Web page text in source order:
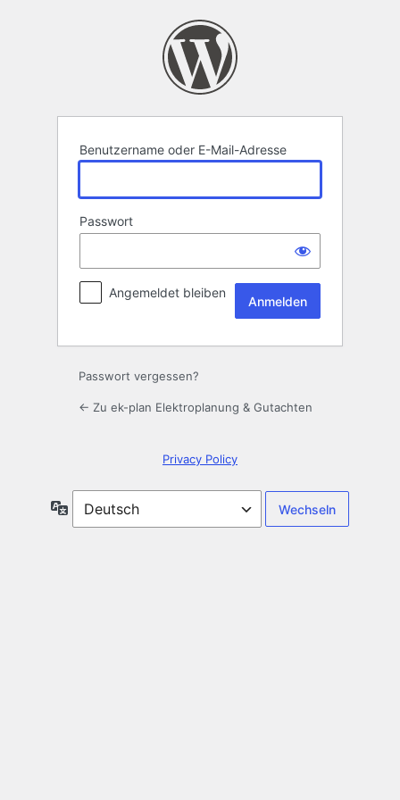
Benutzername oder E-Mail-Adresse
Passwort
Angemeldet bleiben
Passwort vergessen?
← Zu ek-plan Elektroplanung & Gutachten
Privacy Policy
Sprache